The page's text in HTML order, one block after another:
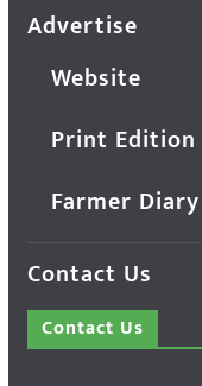
Advertise
Website
Print Edition
Farmer Diary
Contact Us
Contact Us